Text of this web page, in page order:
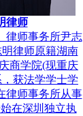
律师
律师事务所尹志
律师原籍湖南
商学院(现重庆
获法学学士学
律师事务所从事
在深圳独立执